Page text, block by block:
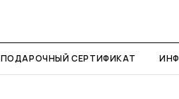
ПОДАРОЧНЫЙ СЕРТИФИКАТ